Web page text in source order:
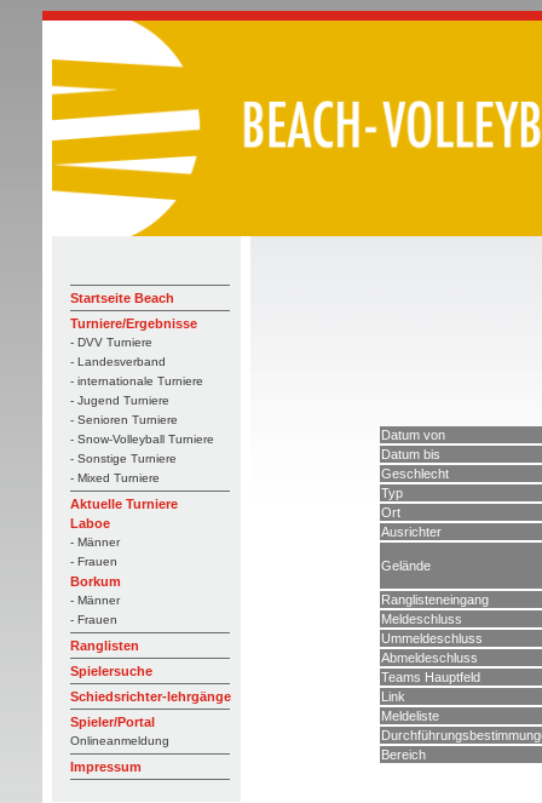
Startseite Beach
Turniere/Ergebnisse
- DVV Turniere
- Landesverband
- internationale Turniere
- Jugend Turniere
- Senioren Turniere
- Snow-Volleyball Turniere
- Sonstige Turniere
- Mixed Turniere
Aktuelle Turniere
Laboe
- Männer
- Frauen
Borkum
- Männer
- Frauen
Ranglisten
Spielersuche
Schiedsrichter-lehrgänge
Spieler/Portal
Onlineanmeldung
Impressum
Datum von
Datum bis
Geschlecht
Typ
Ort
Ausrichter
Gelände
Ranglisteneingang
Meldeschluss
Ummeldeschluss
Abmeldeschluss
Teams Hauptfeld
Link
Meldeliste
Bereich